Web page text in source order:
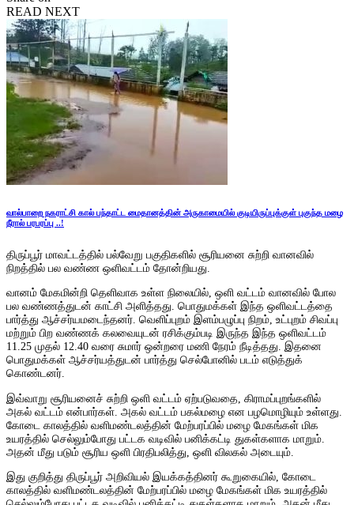
READ NEXT
வால்பாறை நகராட்சி கால் பந்தாட்ட மைதானத்தின் அருகாமையில் குடியிருப்புக்குள் புகுந்த மழை
நீரால் பரபரப்பு ..!
திருப்பூர் மாவட்டத்தில் பல்வேறு பகுதிகளில் சூரியனை சுற்றி வானவில்
நிறத்தில் பல வண்ண ஒளிவட்டம் தோன்றியது.
வானம் மேகமின்றி தெளிவாக உள்ள நிலையில், ஒளி வட்டம் வானவில் போல
பல வண்ணத்துடன் காட்சி அளித்தது. பொதுமக்கள் இந்த ஒளிவட்டத்தை
பார்த்து ஆச்சர்யமடைந்தனர். வெளிப்புறம் இளம்பழுப்பு நிறம், உட்புறம் சிவப்பு
மற்றும் பிற வண்ணக் கலவையுடன் ரசிக்கும்படி இருந்த இந்த ஒளிவட்டம்
11.25 முதல் 12.40 வரை சுமார் ஒன்றரை மணி நேரம் நீடித்தது. இதனை
பொதுமக்கள் ஆச்சர்யத்துடன் பார்த்து செல்போனில் படம் எடுத்துக்
கொண்டனர்.
இவ்வாறு சூரியனைச் சுற்றி ஒளி வட்டம் ஏற்படுவதை, கிராமப்புறங்களில்
அகல் வட்டம் என்பார்கள். அகல் வட்டம் பகல்மழை என பழமொழியும் உள்ளது.
கோடை காலத்தில் வளிமண்டலத்தின் மேற்பரப்பில் மழை மேகங்கள் மிக
உயரத்தில் செல்லும்போது பட்டக வடிவில் பனிக்கட்டி துகள்களாக மாறும்.
அதன் மீது படும் சூரிய ஒளி பிரதிபலித்து, ஒளி விலகல் அடையும்.
இது குறித்து திருப்பூர் அறிவியல் இயக்கத்தினர் கூறுகையில், கோடை
காலத்தில் வளிமண்டலத்தின் மேற்பரப்பில் மழை மேகங்கள் மிக உயரத்தில்